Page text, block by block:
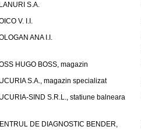
S.A.
V. I.I.
ANA I.I.
HUGO BOSS, magazin
S.A., magazin specializat
SIND S.R.L., statiune balneara
DE DIAGNOSTIC BENDER,